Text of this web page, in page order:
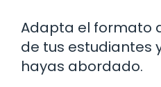
Adapta el formato
de tus estudiantes
hayas abordado.